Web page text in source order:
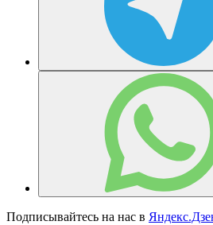
Подписывайтесь на нас в